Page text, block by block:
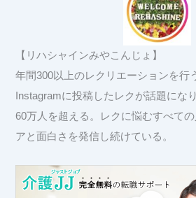
【リハシャインみやこんじょ】
年間300以上のレクリエーションを行
Instagramに投稿したレクが話題にな
60万人を超える。レクに悩むすべて
アと面白さを発信し続けている。